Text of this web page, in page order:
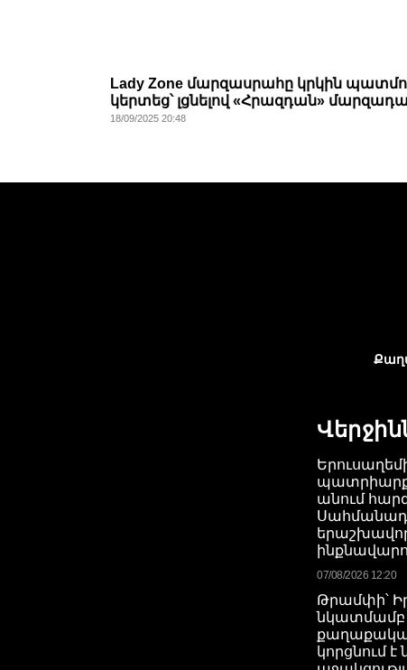
Lady Zone մարզասրահը կրկին
կերտեց՝ լցնելով «Հրազդան»
18/09/2025 20:48
անում
07/08/2026 12:20
Թրամփի՝
նկատմամբ
կորցնում է